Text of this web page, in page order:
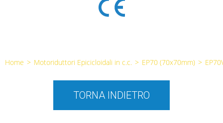
Home > Motoriduttori Epicicloidali in c.c. > EP70 (70x70mm) >
TORNA INDIETRO